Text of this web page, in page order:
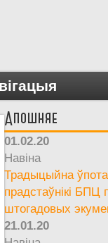
Апошняе
01.02.20
Навіна
Традыцыйна
прадстаўнікі БПЦ
штогадовых
21.01.20